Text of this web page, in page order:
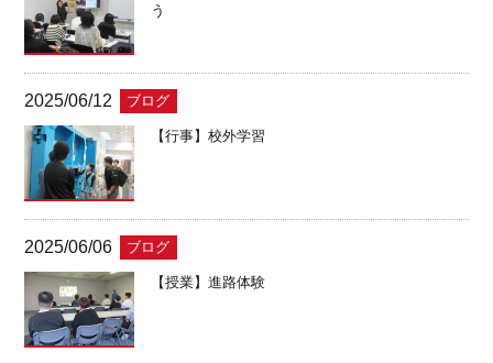
う
2025/06/12 ブログ
【行事】校外学習
2025/06/06 ブログ
【授業】進路体験